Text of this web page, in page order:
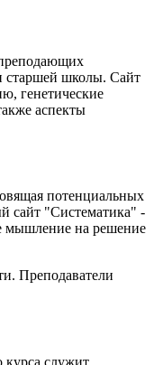
старшей школы. Сайт
генетические
аспекты
потенциальных
сайт "Систематика" -
мышление на решение
Преподаватели
курса служит